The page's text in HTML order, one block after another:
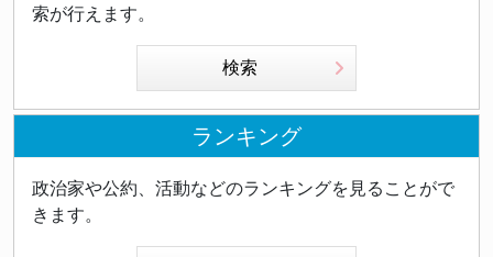
索が行えます。
検索
ランキング
政治家や公約、活動などのランキングを見ることがで
きます。